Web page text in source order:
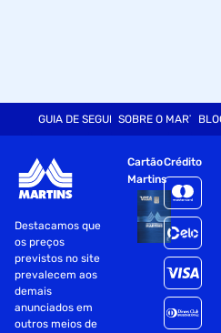
GUIA DE SEGURANÇASOBRE O MARTINS
Destacamos que
os preços
previstos no site
prevalecem aos
demais
anunciados em
outros meios de
Cartão
Martins
Crédito